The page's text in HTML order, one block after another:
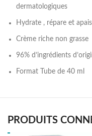
dermatologiques
Hydrate , répare et
Crème riche non grasse
96% d’ingrédients
Format Tube de 40 ml
PRODUITS